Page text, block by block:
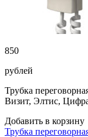
850
рублей
Трубка
Визит, Элтис,
Добавить в корзину
Трубка